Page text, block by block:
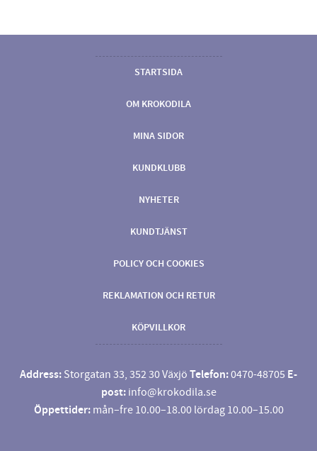
STARTSIDA
OM KROKODILA
MINA SIDOR
KUNDKLUBB
NYHETER
KUNDTJÄNST
POLICY OCH COOKIES
REKLAMATION OCH RETUR
KÖPVILLKOR
Address: Storgatan 33, 352 30 Växjö Telefon:0470-48705 E-
post: info@krokodila.se
Öppettider:mån–fre 10.00–18.00 lördag 10.00–15.00